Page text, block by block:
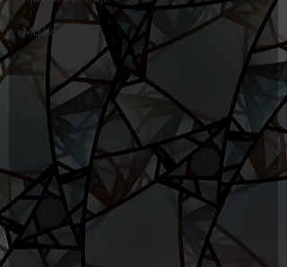
Mučící lidé